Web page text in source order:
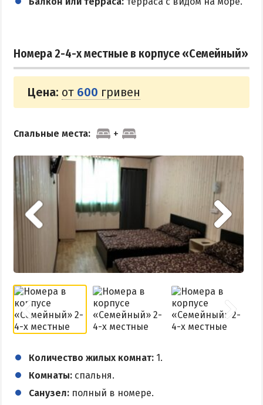
Затока
Каролино-Бугаз
Лазурное
СЛУЖБА БРОНИРОВАНИЯ
Номера 2-4-х местные в корпусе «Семейный»
Цена: от 600 гривен
Спальные места:
Количество жилых комнат: 1.
Комнаты: спальня.
Санузел: полный в номере.